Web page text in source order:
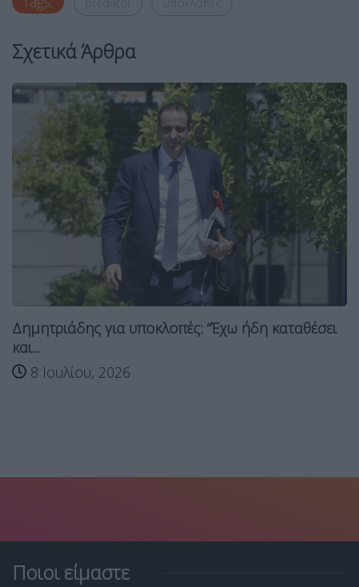
Σχετικά Άρθρα
Δημητριάδης για υποκλοπές: “Έχω ήδη καταθέσει
και...
8 Ιουλίου, 2026
Ποιοι είμαστε